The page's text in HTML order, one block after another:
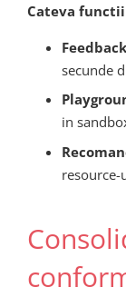
Cateva
secunde
in